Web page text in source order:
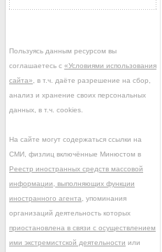
Пользуясь данным ресурсом вы
соглашаетесь с «Условиями использования
сайта» , в т.ч. даёте разрешение на сбор,
анализ и хранение своих персональных
данных, в т.ч. cookies.
На сайте могут содержаться ссылки на
СМИ, физлиц включённые Минюстом в
Реестр иностранных средств массовой
информации, выполняющих функции
иностранного агента , упоминания
организаций деятельность которых
приостановлена в связи с осуществлением
ими экстремистской деятельности или